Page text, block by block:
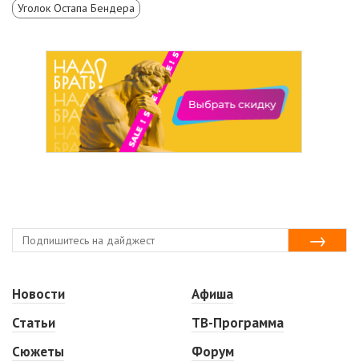
Уголок Остапа Бендера
Новости
Статьи
Сюжеты
Афиша
ТВ-Программа
Форум